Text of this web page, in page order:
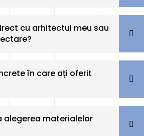
cu arhitectul meu sau
în care ați oferit
alegerea materialelor